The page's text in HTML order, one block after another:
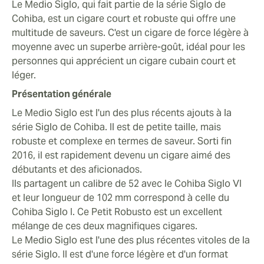
Une fois allumé, les goûts vont du poivre blanc au bois
et au cuir, avec un soupçon d'aigreur. Pour un cigare
avec beaucoup de saveur robuste, le Medio Siglo n'a
qu'une force et un arrière-goût légers à moyens.
Combustion et tirage
Ce cigare dégage beaucoup de fumée lorsqu'il est
allumé pour la première fois, qui se disperse
rapidement, même sans courant d'air. La ligne de
combustion est rapide et uniforme, un excellent choix
si vous voulez de la saveur, mais n'avez pas beaucoup
de temps. La combustion et la ligne de brûlage
progressent en douceur sans s'écarter du chemin.
Complexité et équilibre
Ce cigare contient beaucoup de choses dans un petit
paquet, commençant par une saveur de poivre noir
proéminente qui s'adoucit en un goût boisé et
d'avoine. Vers la bande, un soupçon de crémeux
Le Medio Siglo, qui fait partie de la série Siglo de
Cohiba, est un cigare court et robuste qui offre une
multitude de saveurs. C'est un cigare de force légère à
moyenne avec un superbe arrière-goût, idéal pour les
personnes qui apprécient un cigare cubain court et
léger.
Présentation générale
Le Medio Siglo est l'un des plus récents ajouts à la
série Siglo de Cohiba. Il est de petite taille, mais
robuste et complexe en termes de saveur. Sorti fin
2016, il est rapidement devenu un cigare aimé des
débutants et des aficionados.
Ils partagent un calibre de 52 avec le Cohiba Siglo VI
et leur longueur de 102 mm correspond à celle du
Cohiba Siglo I. Ce Petit Robusto est un excellent
mélange de ces deux magnifiques cigares.
Le Medio Siglo est l'une des plus récentes vitoles de la
série Siglo. Il est d'une force légère et d'un format